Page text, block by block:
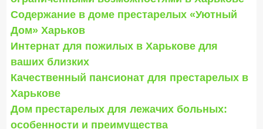
Содержание в доме престарелых «Уютный
Дом» Харьков
Интернат для пожилых в Харькове для
ваших близких
Качественный пансионат для престарелых в
Харькове
Дом престарелых для лежачих больных:
особенности и преимущества